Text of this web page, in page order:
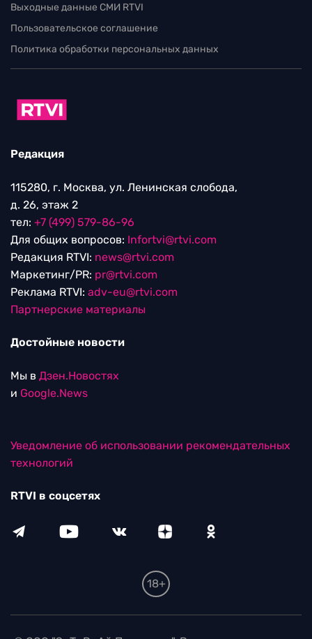
Выходные данные СМИ RTVI
Пользовательское соглашение
Политика обработки персональных данных
Редакция
115280, г. Москва, ул. Ленинская слобода,
д. 26, этаж 2
тел: +7 (499) 579-86-96
Для общих вопросов: Infortvi@rtvi.com
Редакция RTVI: news@rtvi.com
Маркетинг/PR: pr@rtvi.com
Реклама RTVI: adv-eu@rtvi.com
Партнерские материалы
Достойные новости
Мы в Дзен.Новостях
и Google.News
Уведомление об использовании рекомендательных
технологий
RTVI в соцсетях
18+